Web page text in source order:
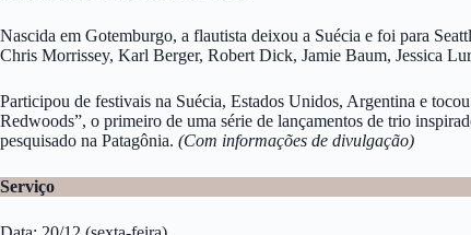
Nascida em Gotemburgo, a flautista deixou a Suécia e foi para
Chris Morrissey, Karl Berger, Robert Dick, Jamie Baum, Jessica
Participou de festivais na Suécia, Estados Unidos, Argentina e
Redwoods”, o primeiro de uma série de lançamentos de trio
pesquisado na Patagônia. (Com informações de divulgação)
Serviço